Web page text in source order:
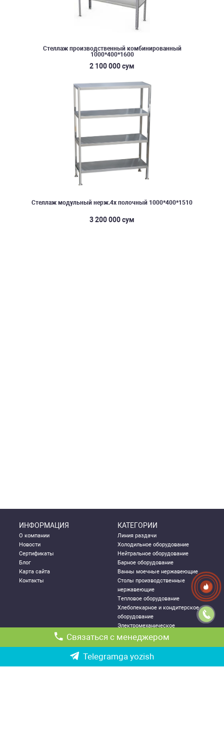
Стеллаж производственный комбинированный
1000*400*1600
2 100 000 сум
Стеллаж модульный нерж.4х полочный 1000*400*1510
3 200 000 сум
ИНФОРМАЦИЯ
О компании
Новости
Сертификаты
Блог
Карта сайта
Контакты
КАТЕГОРИИ
Линия раздачи
Холодильное оборудование
Нейтральное оборудование
Барное оборудование
Ванны моечные нержавеющие
Столы производственные
нержавеющие
Тепловое оборудование
Хлебопекарное и кондитерское
оборудование
Электромеханическое
оборудование
Посудомоечное оборудование
Стеллажи металлические
Связаться с менеджером
Telegramga yozish